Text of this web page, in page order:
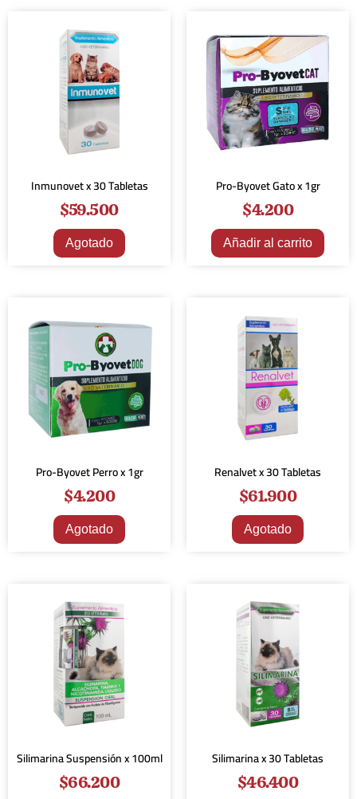
Inmunovet x 30 Tabletas
$59.500
Agotado
Pro-Byovet Gato x 1gr
$4.200
Añadir al carrito
Pro-Byovet Perro x 1gr
$4.200
Agotado
Renalvet x 30 Tabletas
$61.900
Agotado
Silimarina Suspensión x 100ml
$66.200
Silimarina x 30 Tabletas
$46.400